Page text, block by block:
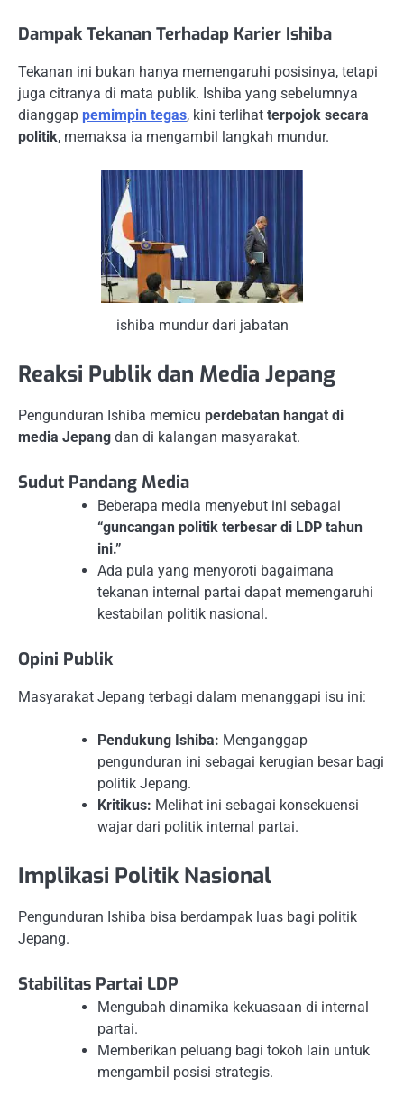
Dampak Tekanan Terhadap Karier Ishiba
Tekanan ini bukan hanya memengaruhi posisinya, tetapi
juga citranya di mata publik. Ishiba yang sebelumnya
dianggap pemimpin tegas, kini terlihat terpojok secara
politik, memaksa ia mengambil langkah mundur.
ishiba mundur dari jabatan
Reaksi Publik dan Media Jepang
Pengunduran Ishiba memicu perdebatan hangat di
media Jepang dan di kalangan masyarakat.
Sudut Pandang Media
Beberapa media menyebut ini sebagai
“guncangan politik terbesar di LDP tahun
ini.”
Ada pula yang menyoroti bagaimana
tekanan internal partai dapat memengaruhi
kestabilan politik nasional.
Opini Publik
Masyarakat Jepang terbagi dalam menanggapi isu ini:
Pendukung Ishiba: Menganggap
pengunduran ini sebagai kerugian besar bagi
politik Jepang.
Kritikus: Melihat ini sebagai konsekuensi
wajar dari politik internal partai.
Implikasi Politik Nasional
Pengunduran Ishiba bisa berdampak luas bagi politik
Jepang.
Stabilitas Partai LDP
Mengubah dinamika kekuasaan di internal
partai.
Memberikan peluang bagi tokoh lain untuk
mengambil posisi strategis.